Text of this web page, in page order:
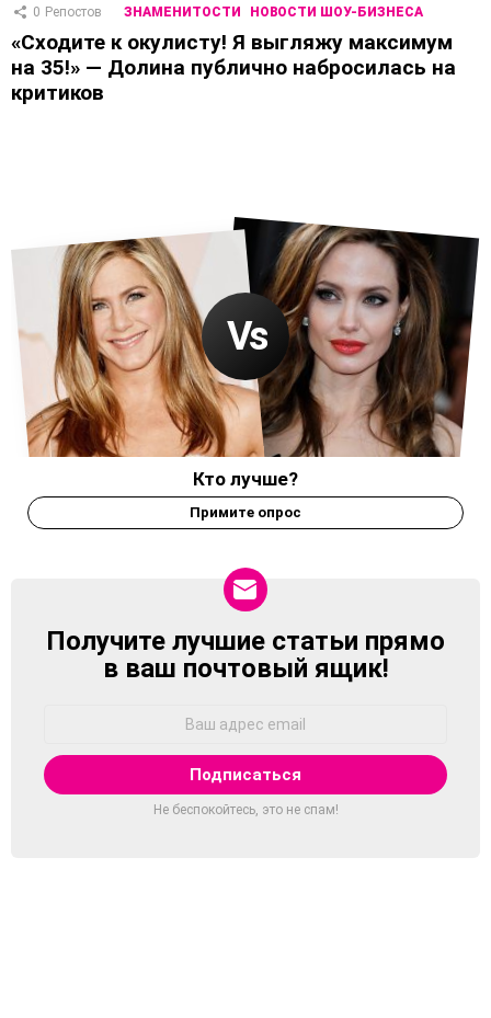
0 Репостов ЗНАМЕНИТОСТИ НОВОСТИ ШОУ-БИЗНЕСА
«Сходите к окулисту! Я выгляжу максимум
на 35!» — Долина публично набросилась на
критиков
Кто лучше?
Примите опрос
NEWSLETTER
Получите лучшие статьи прямо
в ваш почтовый ящик!
Не беспокойтесь, это не спам!